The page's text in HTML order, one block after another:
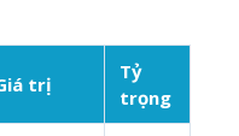
trị
Tỷ
trọng